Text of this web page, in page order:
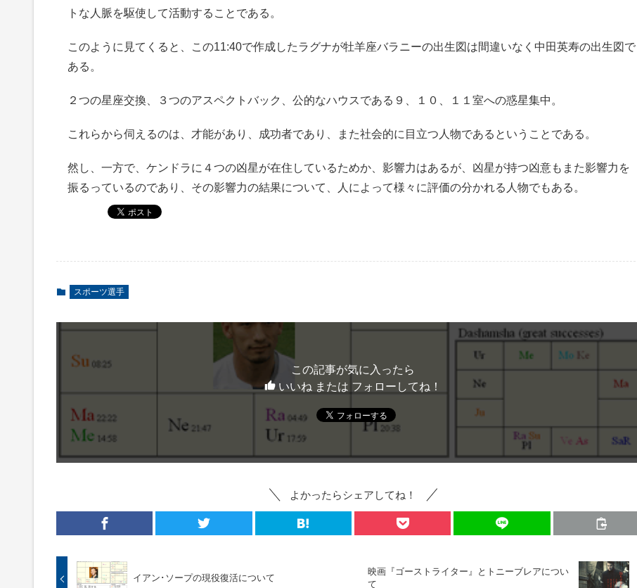
トな人脈を駆使して活動することである。
このように見てくると、この11:40で作成したラグナが牡羊座バラニーの出生図は間違いなく中田英寿の出生図で
ある。
２つの星座交換、３つのアスペクトバック、公的なハウスである９、１０、１１室への惑星集中。
これらから伺えるのは、才能があり、成功者であり、また社会的に目立つ人物であるということである。
然し、一方で、ケンドラに４つの凶星が在住しているためか、影響力はあるが、凶星が持つ凶意もまた影響力を
振るっているのであり、その影響力の結果について、人によって様々に評価の分かれる人物でもある。
スポーツ選手
この記事が気に入ったら
いいね または フォローしてね！
よかったらシェアしてね！
イアン･ソープの現役復活について
映画『ゴーストライター』とトニーブレアについ
て